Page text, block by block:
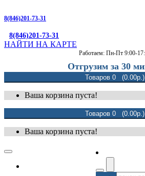
8(846)201-73-31
8(846)201-73-31
НАЙТИ НА КАРТЕ
Работаем: Пн-Пт 9:00-
Отгрузим за 30
Товаров 0 (0.00р.)
Ваша корзина пуста!
Товаров 0 (0.00р.)
Ваша корзина пуста!